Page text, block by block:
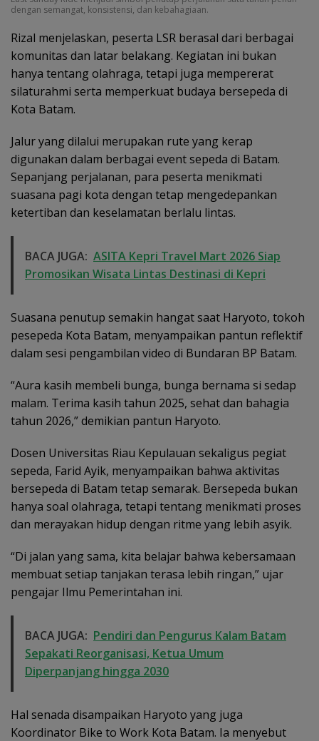
dengan semangat, konsistensi, dan kebahagiaan.
Rizal menjelaskan, peserta LSR berasal dari berbagai
komunitas dan latar belakang. Kegiatan ini bukan
hanya tentang olahraga, tetapi juga mempererat
silaturahmi serta memperkuat budaya bersepeda di
Kota Batam.
Jalur yang dilalui merupakan rute yang kerap
digunakan dalam berbagai event sepeda di Batam.
Sepanjang perjalanan, para peserta menikmati
suasana pagi kota dengan tetap mengedepankan
ketertiban dan keselamatan berlalu lintas.
BACA JUGA: ASITA Kepri Travel Mart 2026 Siap
Promosikan Wisata Lintas Destinasi di Kepri
Suasana penutup semakin hangat saat Haryoto, tokoh
pesepeda Kota Batam, menyampaikan pantun reflektif
dalam sesi pengambilan video di Bundaran BP Batam.
“Aura kasih membeli bunga, bunga bernama si sedap
malam. Terima kasih tahun 2025, sehat dan bahagia
tahun 2026,” demikian pantun Haryoto.
Dosen Universitas Riau Kepulauan sekaligus pegiat
sepeda, Farid Ayik, menyampaikan bahwa aktivitas
bersepeda di Batam tetap semarak. Bersepeda bukan
hanya soal olahraga, tetapi tentang menikmati proses
dan merayakan hidup dengan ritme yang lebih asyik.
“Di jalan yang sama, kita belajar bahwa kebersamaan
membuat setiap tanjakan terasa lebih ringan,” ujar
pengajar Ilmu Pemerintahan ini.
BACA JUGA: Pendiri dan Pengurus Kalam Batam
Sepakati Reorganisasi, Ketua Umum
Diperpanjang hingga 2030
Hal senada disampaikan Haryoto yang juga
Koordinator Bike to Work Kota Batam. Ia menyebut